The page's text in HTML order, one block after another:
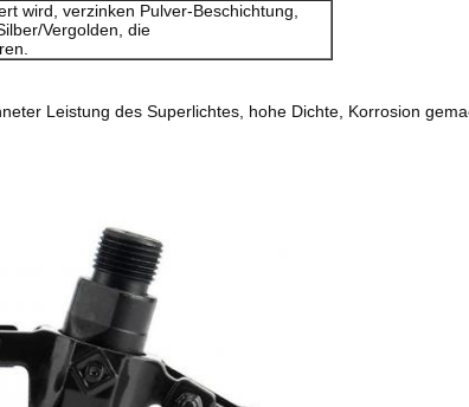
wird, verzinken Pulver-Beschichtung,
Vergolden, die
Leistung des Superlichtes, hohe Dichte, Korrosion